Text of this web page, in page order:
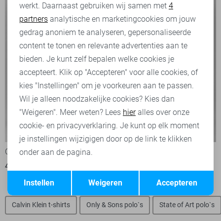
-50%
Calvin Klein Polo
49,95
-50%
Calvin Klein t-shirts Only & Sons polo`s State of Art polo`s
Analytische cookies
Marketing cookies
Terug Opslaan
werkt. Daarnaast gebruiken wij samen met 4
partners analytische en marketingcookies om jouw
gedrag anoniem te analyseren, gepersonaliseerde
content te tonen en relevante advertenties aan te
bieden. Je kunt zelf bepalen welke cookies je
accepteert. Klik op "Accepteren" voor alle cookies, of
kies "Instellingen" om je voorkeuren aan te passen.
Wil je alleen noodzakelijke cookies? Kies dan
"Weigeren". Meer weten? Lees hieralles over onze
cookie- en privacyverklaring. Je kunt op elk moment
je instellingen wijzigigen door op de link te klikken
onder aan de pagina.
Accepteren
Weigeren
Instellen